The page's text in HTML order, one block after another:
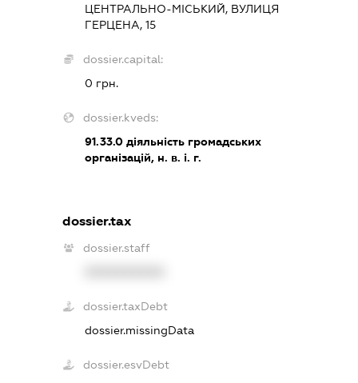
ЦЕНТРАЛЬНО-МІСЬКИЙ, ВУЛИЦЯ
ГЕРЦЕНА, 15
dossier.capital:
0 грн.
dossier.kveds:
91.33.0діяльність громадських
організацій, н. в. і. г.
dossier.tax
dossier.staff
dossier.taxDebt
dossier.missingData
dossier.esvDebt